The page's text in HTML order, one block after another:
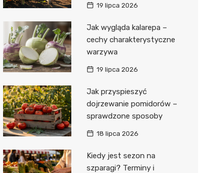
19 lipca 2026
Jak wygląda kalarepa –
cechy charakterystyczne
warzywa
19 lipca 2026
Jak przyspieszyć
dojrzewanie pomidorów –
sprawdzone sposoby
18 lipca 2026
Kiedy jest sezon na
szparagi? Terminy i